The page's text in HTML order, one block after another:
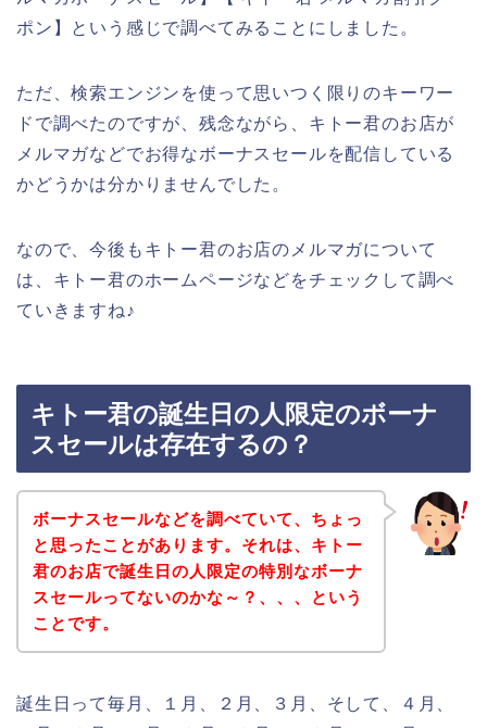
ポン】という感じで調べてみることにしました。
ただ、検索エンジンを使って思いつく限りのキーワー
ドで調べたのですが、残念ながら、キトー君のお店が
メルマガなどでお得なボーナスセールを配信している
かどうかは分かりませんでした。
なので、今後もキトー君のお店のメルマガについて
は、キトー君のホームページなどをチェックして調べ
ていきますね♪
キトー君の誕生日の人限定のボーナ
スセールは存在するの？
ボーナスセールなどを調べていて、ちょっ
と思ったことがあります。それは、キトー
君のお店で誕生日の人限定の特別なボーナ
スセールってないのかな～？、、、という
ことです。
誕生日って毎月、１月、２月、３月、そして、４月、